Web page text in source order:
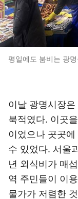
평일에도 붐비는 광
이날 광명시장은
북적였다. 이곳
이었으나 곳곳
수 있었다. 서울
년 외식비가 매
역 주민들이 이
물가가 저렴한